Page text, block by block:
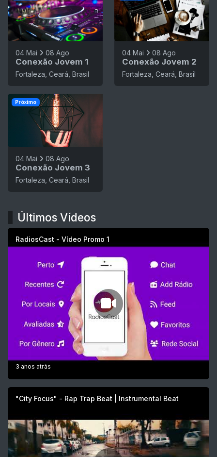
04 Mai 08 Ago
Conexão Jovem 1
Fortaleza, Ceará, Brasil
04 Mai 08 Ago
Conexão Jovem 2
Fortaleza, Ceará, Brasil
04 Mai 08 Ago
Conexão Jovem 3
Fortaleza, Ceará, Brasil
Próximo
Últimos Vídeos
RadiosCast - Vídeo Promo 1
3 anos atrás
"City Focus" - Rap Trap Beat | Instrumental Beat